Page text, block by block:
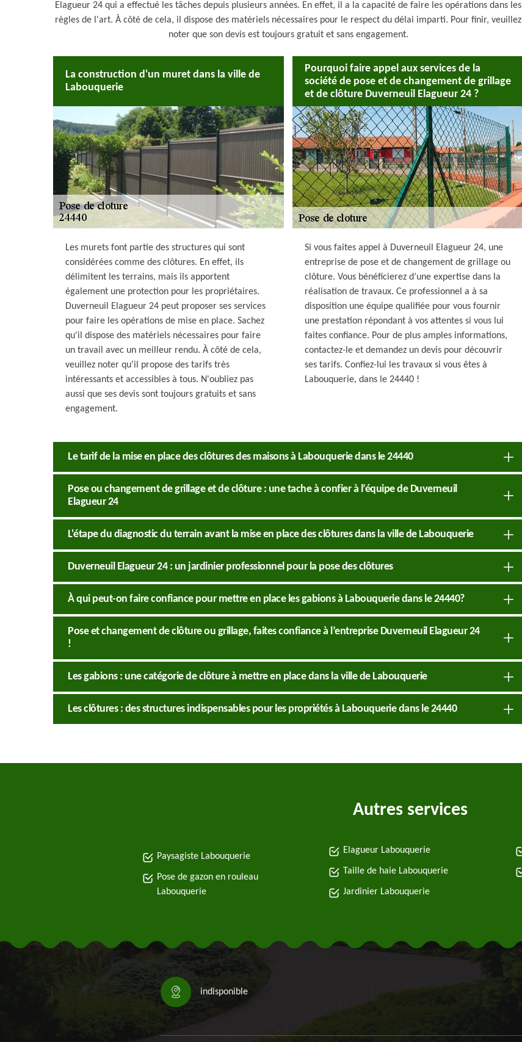
Elagueur 24 qui a effectué les tâches depuis plusieurs années. En effet, il a la capacité de faire les opérations dans les
règles de l'art. À côté de cela, il dispose des matériels nécessaires pour le respect du délai imparti. Pour finir, veuillez
noter que son devis est toujours gratuit et sans engagement.
La construction d'un muret dans la ville de
Labouquerie
Les murets font partie des structures qui sont
considérées comme des clôtures. En effet, ils
délimitent les terrains, mais ils apportent
également une protection pour les propriétaires.
Duverneuil Elagueur 24 peut proposer ses services
pour faire les opérations de mise en place. Sachez
qu'il dispose des matériels nécessaires pour faire
un travail avec un meilleur rendu. À côté de cela,
veuillez noter qu'il propose des tarifs très
intéressants et accessibles à tous. N'oubliez pas
aussi que ses devis sont toujours gratuits et sans
engagement.
Pourquoi faire appel aux services de la
société de pose et de changement de grillage
et de clôture Duverneuil Elagueur 24 ?
Si vous faites appel à Duverneuil Elagueur 24, une
entreprise de pose et de changement de grillage ou
clôture. Vous bénéficierez d’une expertise dans la
réalisation de travaux. Ce professionnel a à sa
disposition une équipe qualifiée pour vous fournir
une prestation répondant à vos attentes si vous lui
faites confiance. Pour de plus amples informations,
contactez-le et demandez un devis pour découvrir
ses tarifs. Confiez-lui les travaux si vous êtes à
Labouquerie, dans le 24440 !
Le tarif de la mise en place des clôtures des maisons à Labouquerie dans le 24440
Pose ou changement de grillage et de clôture : une tache à confier à l’équipe de Duverneuil
Elagueur 24
L'étape du diagnostic du terrain avant la mise en place des clôtures dans la ville de Labouquerie
Duverneuil Elagueur 24 : un jardinier professionnel pour la pose des clôtures
À qui peut-on faire confiance pour mettre en place les gabions à Labouquerie dans le 24440?
Pose et changement de clôture ou grillage, faites confiance à l’entreprise Duverneuil Elagueur 24
!
Les gabions : une catégorie de clôture à mettre en place dans la ville de Labouquerie
Les clôtures : des structures indispensables pour les propriétés à Labouquerie dans le 24440
Autres services
Paysagiste Labouquerie
Pose de gazon en rouleau
Labouquerie
Elagueur Labouquerie
Taille de haie Labouquerie
Jardinier Labouquerie
indisponible